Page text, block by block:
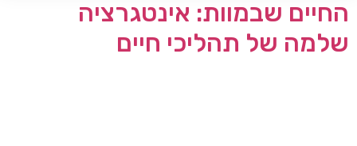
החיים שבמוות: אינטגרציה
שלמה של תהליכי חיים